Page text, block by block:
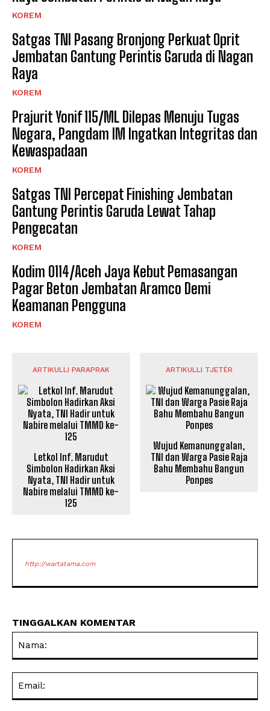
KOREM
Satgas TNI Pasang Bronjong Perkuat Oprit
Jembatan Gantung Perintis Garuda di Nagan
Raya
KOREM
Prajurit Yonif 115/ML Dilepas Menuju Tugas
Negara, Pangdam IM Ingatkan Integritas dan
Kewaspadaan
KOREM
Satgas TNI Percepat Finishing Jembatan
Gantung Perintis Garuda Lewat Tahap
Pengecatan
KOREM
Kodim 0114/Aceh Jaya Kebut Pemasangan
Pagar Beton Jembatan Aramco Demi
Keamanan Pengguna
KOREM
ARTIKULLI PARAPRAK
Letkol Inf. Marudut
Simbolon Hadirkan Aksi
Nyata, TNI Hadir untuk
Nabire melalui TMMD ke-
125
ARTIKULLI TJETËR
Wujud Kemanunggalan,
TNI dan Warga Pasie Raja
Bahu Membahu Bangun
Ponpes
http://wartatama.com
TINGGALKAN KOMENTAR